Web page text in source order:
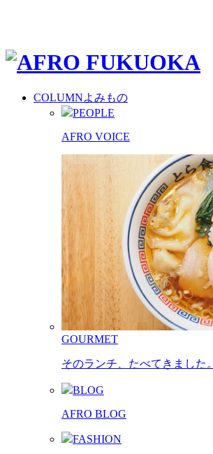
COLUMNよみもの
PEOPLE
AFRO VOICE
GOURMET
そのランチ、たべてきました。
BLOG
AFRO BLOG
FASHION